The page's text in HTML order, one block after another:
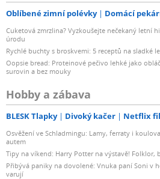
Oblíbené zimní polévky Domácí
Cuketová zmrzlina? Vyzkoušejte nečekaný letní
úrodu
Rychlé buchty s broskvemi: 5 receptů na sladké
Oopsie bread: Proteinové pečivo lehké jako
surovin a bez mouky
Hobby a zábava
BLESK Tlapky Divoký kačer Netflix
Osvěžení ve Schladmingu: Lamy, ferraty i
autem
Tipy na víkend: Harry Potter na výstavě! Folklor,
Přibývá paniky na dovolené: Vnuka paní Soni v
varují